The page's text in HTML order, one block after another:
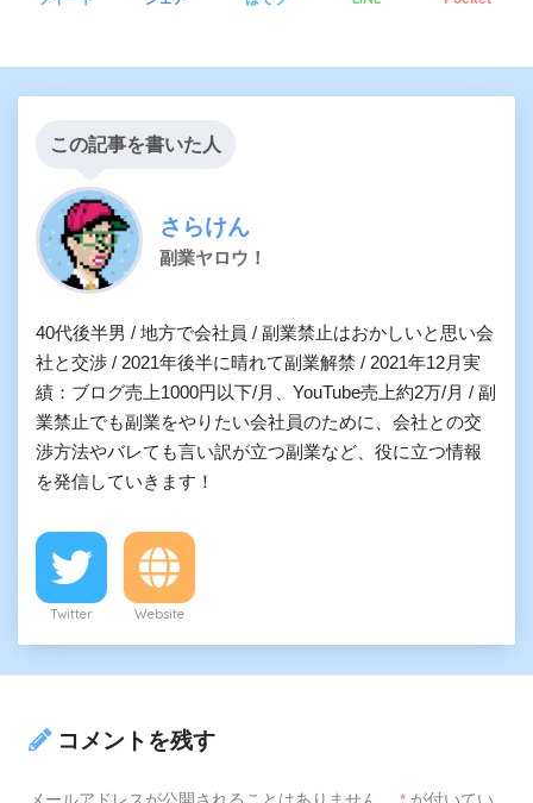
この記事を書いた人
さらけん
副業ヤロウ！
40代後半男 / 地方で会社員 / 副業禁止はおかしいと思い会
社と交渉 / 2021年後半に晴れて副業解禁 / 2021年12月実
績：ブログ売上1000円以下/月、YouTube売上約2万/月 / 副
業禁止でも副業をやりたい会社員のために、会社との交
渉方法やバレても言い訳が立つ副業など、役に立つ情報
を発信していきます！
Twitter Website
コメントを残す
メールアドレスが公開されることはありません。 * が付いてい